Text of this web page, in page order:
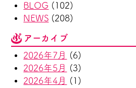
BLOG (102)
NEWS (208)
アーカイブ
2026年7月
(6)
2026年5月
(3)
2026年4月
(1)